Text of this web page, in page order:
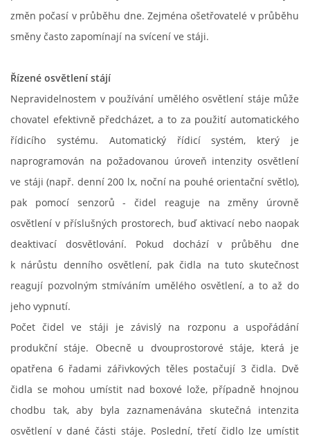
změn počasí v průběhu dne. Zejména ošetřovatelé v průběhu
směny často zapomínají na svícení ve stáji.
Řízené osvětlení stájí
Nepravidelnostem v používání umělého osvětlení stáje může
chovatel efektivně předcházet, a to za použití automatického
řídicího systému. Automatický řídicí systém, který je
naprogramován na požadovanou úroveň intenzity osvětlení
ve stáji (např. denní 200 lx, noční na pouhé orientační světlo),
pak pomocí senzorů - čidel reaguje na změny úrovně
osvětlení v příslušných prostorech, buď aktivací nebo naopak
deaktivací dosvětlování. Pokud dochází v průběhu dne
k nárůstu denního osvětlení, pak čidla na tuto skutečnost
reagují pozvolným stmíváním umělého osvětlení, a to až do
jeho vypnutí.
Počet čidel ve stáji je závislý na rozponu a uspořádání
produkční stáje. Obecně u dvouprostorové stáje, která je
opatřena 6 řadami zářivkových těles postačují 3 čidla. Dvě
čidla se mohou umístit nad boxové lože, případně hnojnou
chodbu tak, aby byla zaznamenávána skutečná intenzita
osvětlení v dané části stáje. Poslední, třetí čidlo lze umístit